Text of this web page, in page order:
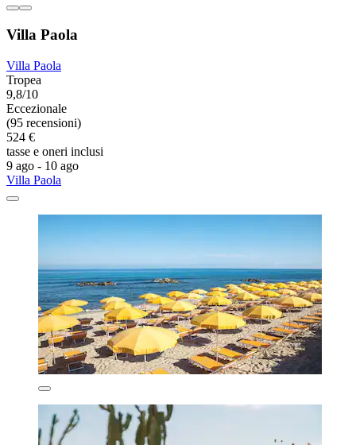
Villa Paola
Villa Paola
Tropea
9,8/10
Eccezionale
(95 recensioni)
524 €
tasse e oneri inclusi
9 ago - 10 ago
Villa Paola